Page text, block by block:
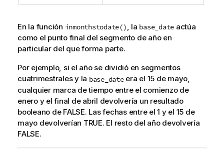
En la función inmonthstodate(), la base_date actúa
como el punto final del segmento de año en
particular del que forma parte.
Por ejemplo, si el año se dividió en segmentos
cuatrimestrales y la base_dateera el 15 de mayo,
cualquier marca de tiempo entre el comienzo de
enero y el final de abril devolvería un resultado
booleano de FALSE. Las fechas entre el 1 y el 15 de
mayo devolverían TRUE. El resto del año devolvería
FALSE.